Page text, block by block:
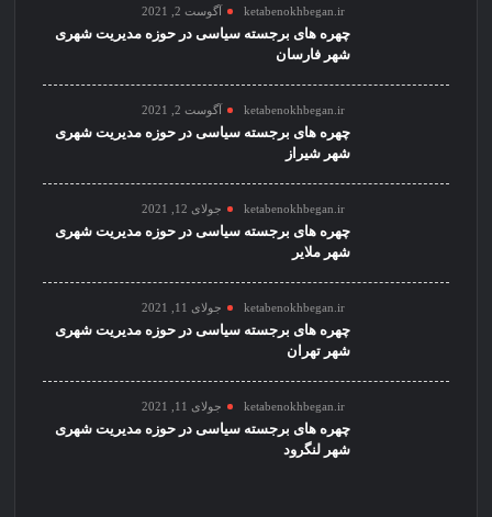
ketabenokhbegan.ir آگوست 2, 2021
چهره های برجسته سیاسی در حوزه مدیریت شهری
شهر فارسان
ketabenokhbegan.ir آگوست 2, 2021
چهره های برجسته سیاسی در حوزه مدیریت شهری
شهر شیراز
ketabenokhbegan.ir جولای 12, 2021
چهره های برجسته سیاسی در حوزه مدیریت شهری
شهر ملایر
ketabenokhbegan.ir جولای 11, 2021
چهره های برجسته سیاسی در حوزه مدیریت شهری
شهر تهران
ketabenokhbegan.ir جولای 11, 2021
چهره های برجسته سیاسی در حوزه مدیریت شهری
شهر لنگرود